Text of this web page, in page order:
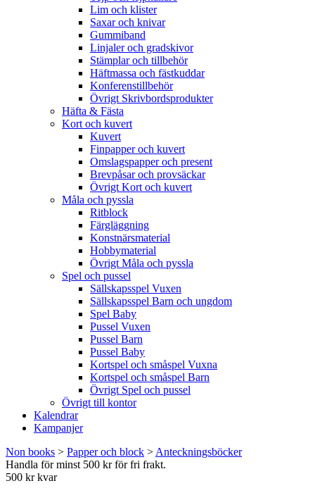
Lim och klister
Saxar och knivar
Gummiband
Linjaler och gradskivor
Stämplar och tillbehör
Häftmassa och fästkuddar
Konferenstillbehör
Övrigt Skrivbordsprodukter
Häfta & Fästa
Kort och kuvert
Kuvert
Finpapper och kuvert
Omslagspapper och present
Brevpåsar och provsäckar
Övrigt Kort och kuvert
Måla och pyssla
Ritblock
Färgläggning
Konstnärsmaterial
Hobbymaterial
Övrigt Måla och pyssla
Spel och pussel
Sällskapsspel Vuxen
Sällskapsspel Barn och ungdom
Spel Baby
Pussel Vuxen
Pussel Barn
Pussel Baby
Kortspel och småspel Vuxna
Kortspel och småspel Barn
Övrigt Spel och pussel
Övrigt till kontor
Kalendrar
Kampanjer
Non books > Papper och block > Anteckningsböcker
Handla för minst 500 kr för fri frakt.
500 kr kvar